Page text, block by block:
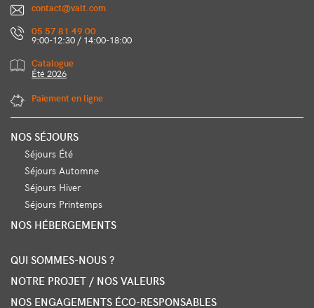
contact@valt.com
05 57 81 49 00
9:00-12:30 / 14:00-18:00
Catalogue
Été 2026
Paiement en ligne
NOS SÉJOURS
Séjours Été
Séjours Automne
Séjours Hiver
Séjours Printemps
NOS HÉBERGEMENTS
QUI SOMMES-NOUS ?
NOTRE PROJET / NOS VALEURS
NOS ENGAGEMENTS ÉCO-RESPONSABLES